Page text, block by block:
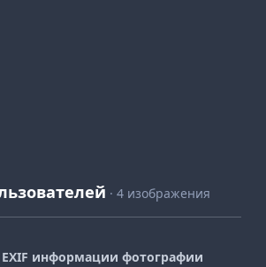
· 4 изображения
информации фотографии